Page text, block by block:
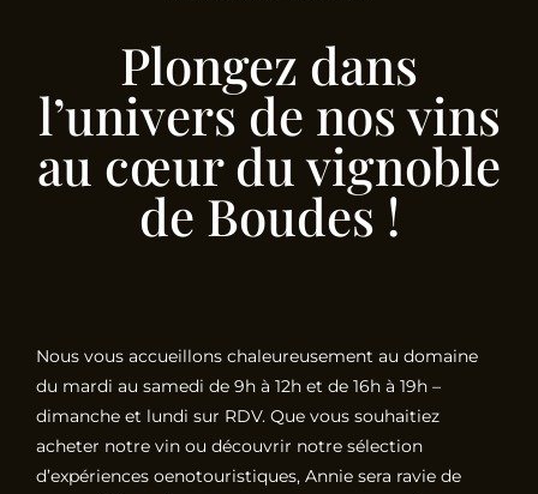
Plongez dans
l’univers de nos vins
au cœur du vignoble
de Boudes !
Nous vous accueillons chaleureusement au domaine
du mardi au samedi de 9h à 12h et de 16h à 19h –
dimanche et lundi sur RDV. Que vous souhaitiez
acheter notre vin ou découvrir notre sélection
d’expériences oenotouristiques, Annie sera ravie de